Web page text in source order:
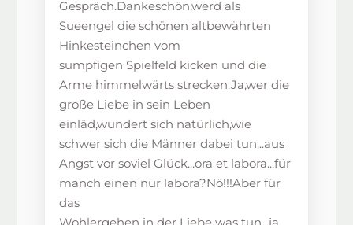
Gespräch.Dankeschön,werd als
Sueengel die schönen altbewährten
Hinkesteinchen vom
sumpfigen Spielfeld kicken und die
Arme himmelwärts strecken.Ja,wer die
große Liebe in sein Leben
einläd,wundert sich natürlich,wie
schwer sich die Männer dabei tun...aus
Angst vor soviel Glück...ora et labora...für
manch einen nur labora?Nö!!!Aber für
das